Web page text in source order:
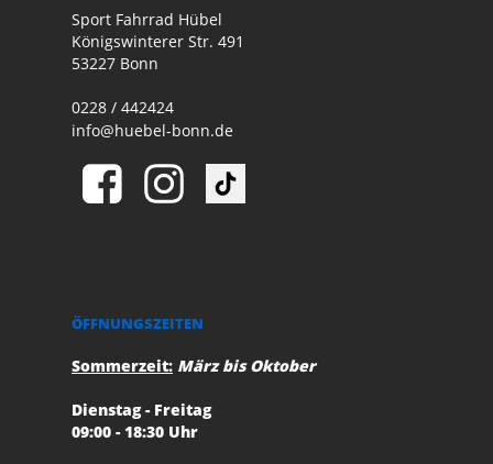
Sport Fahrrad Hübel
Königswinterer Str. 491
53227 Bonn
0228 / 442424
info@huebel-bonn.de
ÖFFNUNGSZEITEN
Sommerzeit: März bis Oktober
Dienstag - Freitag
09:00 - 18:30 Uhr